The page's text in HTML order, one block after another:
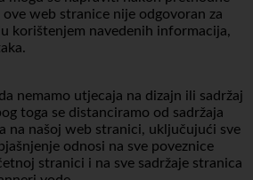
mogu se napraviti nakon prethodne
web stranice nije odgovoran za
korištenjem navedenih informacija,
nemamo utjecaja na dizajn ili sadržaj
toga se distanciramo od sadržaja
na našoj web stranici, uključujući sve
odnosi na sve poveznice